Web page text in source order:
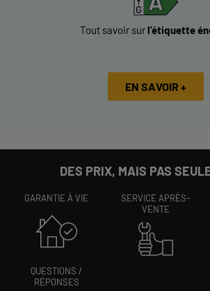
Tout savoir surl’étiquette
EN SAVOIR +
DES PRIX, MAIS PAS
GARANTIE À VIE
SERVICE APRÈS-
VENTE
QUESTIONS /
RÉPONSES